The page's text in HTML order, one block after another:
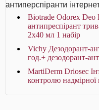
антиперспіранти
Biotrade Odorex Deo
антипреспірант
2х40 мл 1 набір
Vichy Дезодорант-
год.+ дезодорант-
MartiDerm Driosec
контролю надмірної